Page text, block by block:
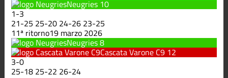
Neugries 10
1-3
21-25 25-20 24-26 23-25
11ª ritorno19 marzo 2026
Neugries8
Cascata Varone C9 12
3-0
25-18 25-22 26-24